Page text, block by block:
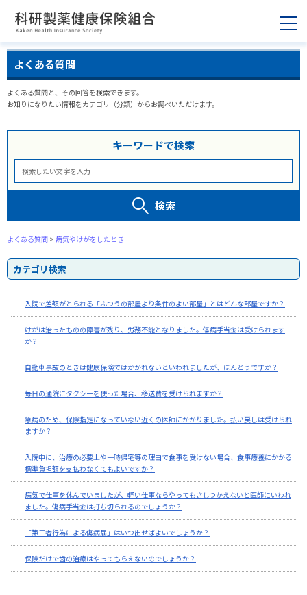
よくある質問
よくある質問と、その回答を検索できます。
お知りになりたい情報をカテゴリ（分類）からお調べいただけます。
キーワードで検索
検索
よくある質問 > 病気やけがをしたとき
カテゴリ検索
入院で差額がとられる「ふつうの部屋より条件のよい部屋」とはどんな部屋ですか？
けがは治ったものの障害が残り、労務不能となりました。傷病手当金は受けられます
か？
自動車事故のときは健康保険ではかかれないといわれましたが、ほんとうですか？
毎日の通院にタクシーを使った場合、移送費を受けられますか？
急病のため、保険指定になっていない近くの医師にかかりました。払い戻しは受けられ
ますか？
入院中に、治療の必要上や一時帰宅等の理由で食事を受けない場合、食事療養にかかる
標準負担額を支払わなくてもよいですか？
病気で仕事を休んでいましたが、軽い仕事ならやってもさしつかえないと医師にいわれ
ました。傷病手当金は打ち切られるのでしょうか？
「第三者行為による傷病届」はいつ出せばよいでしょうか？
保険だけで歯の治療はやってもらえないのでしょうか？